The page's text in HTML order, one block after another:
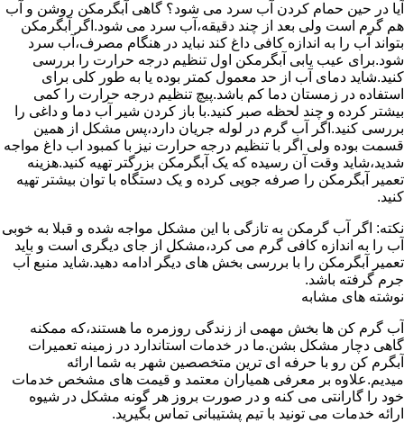
آیا در حین حمام کردن آب سرد می شود؟ گاهی آبگرمکن روشن و آب
هم گرم است ولی بعد از چند دقیقه،آب سرد می شود.اگر آبگرمکن
بتواند آب را به اندازه کافی داغ کند نباید در هنگام مصرف،آب سرد
شود.برای عیب یابی آبگرمکن اول تنظیم درجه حرارت را بررسی
کنید.شاید دمای آب از حد معمول کمتر بوده یا به طور کلی برای
استفاده در زمستان دما کم باشد.پیچ تنظیم درجه حرارت را کمی
بیشتر کرده و چند لحظه صبر کنید.با باز کردن شیر آب دما و داغی را
بررسی کنید.اگر آب گرم در لوله جریان دارد،پس مشکل از همین
قسمت بوده ولی اگر با تنظیم درجه حرارت نیز با کمبود اب داغ مواجه
شدید،شاید وقت آن رسیده که یک آبگرمکن بزرگتر تهیه کنید.هزینه
تعمیر آبگرمکن را صرفه جویی کرده و یک دستگاه با توان بیشتر تهیه
کنید.
نکته: اگر آب گرمکن به تازگی با این مشکل مواجه شده و قبلا به خوبی
آب را به اندازه کافی گرم می کرد،مشکل از جای دیگری است و باید
تعمیر آبگرمکن را با بررسی بخش های دیگر ادامه دهید.شاید منبع آب
جرم گرفته باشد.
نوشته های مشابه
آب گرم کن ها بخش مهمی از زندگی روزمره ما هستند،که ممکنه
گاهی دچار مشکل بشن.ما در خدمات استاندارد در زمینه تعمیرات
آبگرم کن رو با حرفه ای ترین متخصصین شهر به شما ارائه
میدیم.علاوه بر معرفی همیاران معتمد و قیمت های مشخص خدمات
خود را گارانتی می کنه و در صورت بروز هر گونه مشکل در شیوه
ارائه خدمات می تونید با تیم پشتیبانی تماس بگیرید.